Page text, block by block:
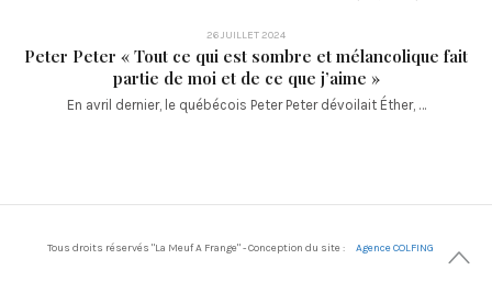
26 JUILLET 2024
Peter Peter « Tout ce qui est sombre et mélancolique fait
partie de moi et de ce que j’aime »
En avril dernier, le québécois Peter Peter dévoilait Éther, …
Tous droits réservés "La Meuf A Frange" - Conception du site : Agence COLFING